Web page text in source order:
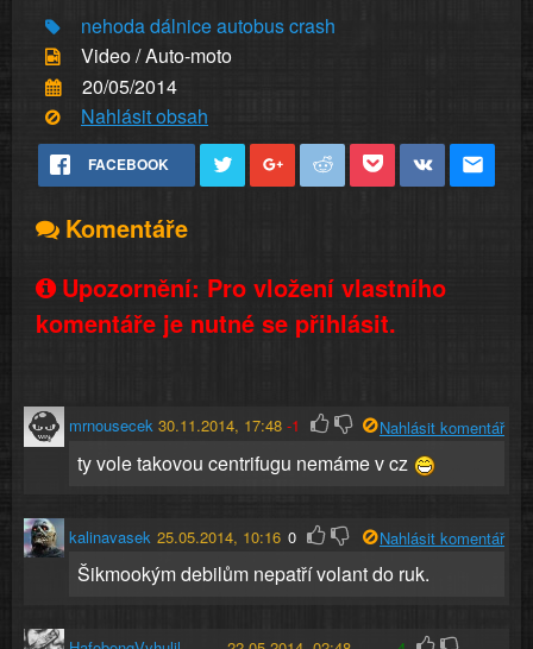
nehodadálniceautobuscrash
Video / Auto-moto
20/05/2014
Nahlásit obsah
FACEBOOK
Komentáře
Upozornění: Pro vložení vlastního
komentáře je nutné se přihlásit.
mrnousecek 30.11.2014, 17:48 -1 Nahlásit komentář
ty vole takovou centrifugu nemáme v cz
kalinavasek 25.05.2014, 10:16 0 Nahlásit komentář
Šikmookým debilům nepatří volant do ruk.